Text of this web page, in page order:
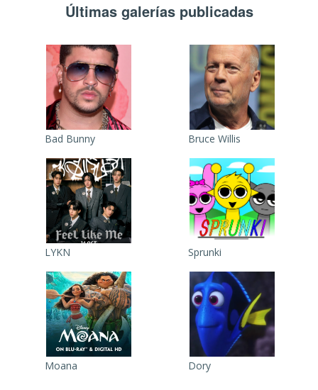
Últimas galerías publicadas
Bad Bunny Bruce Willis
LYKN Sprunki
Moana Dory